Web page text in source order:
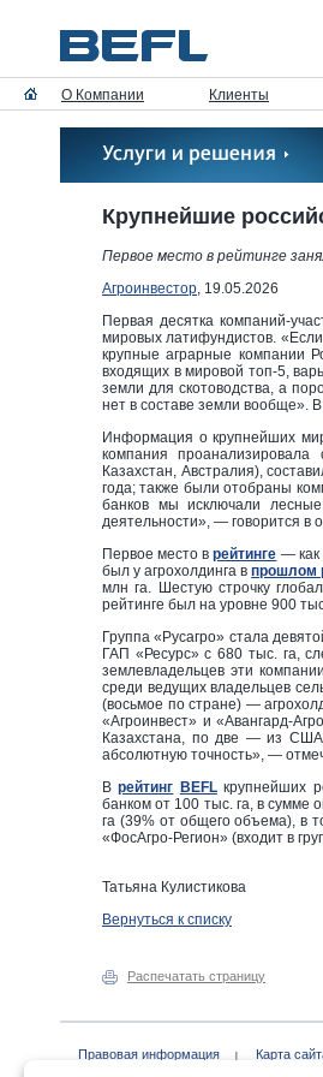
О Компании Клиенты
Крупнейшие
Первое место в рейтинге
Агроинвестор, 19.05.2026
Первая десятка компаний-
мировых латифундистов.
крупные аграрные компании
входящих в мировой топ-5,
земли для скотоводства, а
нет в составе земли вообще».
Информация о крупнейших
компания
Казахстан, Австралия),
года; также были отобраны
банков мы исключали
деятельности», — говорится в
Первое место врейтинге — как
был у агрохолдинга впрошлом
млн га. Шестую строчку
рейтинге был на уровне 900
Группа «Русагро» стала
ГАП «Ресурс» с 680 тыс. га,
землевладельцев эти
среди ведущих владельцев
(восьмое по стране) —
«Агроинвест» и «Авангард-
Казахстана, по две — из США
абсолютную точность», —
Врейтинг BEFLкрупнейших
банком от 100 тыс. га, в сумме
га (39% от общего объема), в
«ФосАгро-Регион» (входит в
Татьяна Кулистикова
Вернуться к списку
Распечатать страницу
Правовая информация Карта